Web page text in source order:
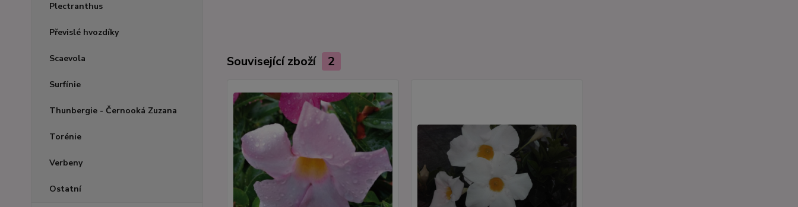
Plectranthus
Převislé hvozdíky
Scaevola
Surfínie
Thunbergie - Černooká Zuzana
Torénie
Verbeny
Ostatní
Související zboží 2